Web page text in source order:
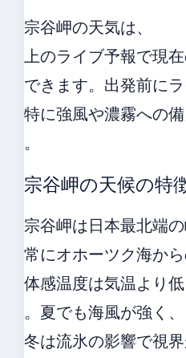
宗谷岬の天気は、
上のライブ予報で現
できます。出発前に
特に強風や濃霧への
。
宗谷岬の天候の特
宗谷岬は日本最北端の
常にオホーツク海から
体感温度は気温より
。夏でも海風が強く、
冬は流氷の影響で視